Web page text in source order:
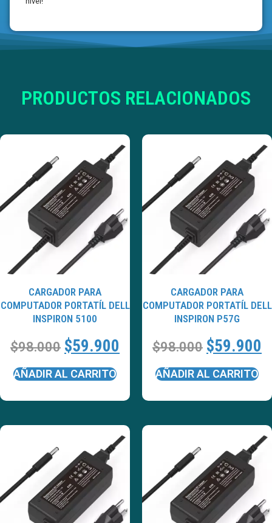
PRODUCTOS RELACIONADOS
CARGADOR PARA
COMPUTADOR PORTATÍL DELL
INSPIRON 5100
$98.000 $59.900
AÑADIR AL CARRITO
CARGADOR PARA
COMPUTADOR PORTATÍL DELL
INSPIRON P57G
$98.000 $59.900
AÑADIR AL CARRITO